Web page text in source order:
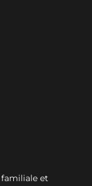
et